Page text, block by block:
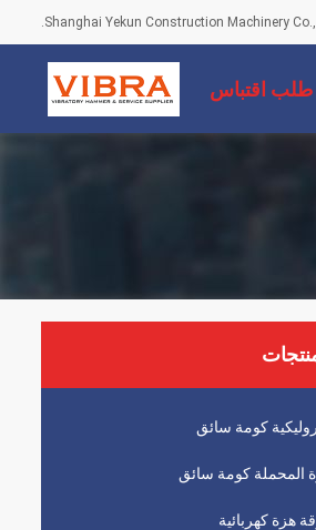
Shanghai Yekun Construction Machinery Co.,
طلب اقتباس
كومة سائق
المحملة كومة سائق
هزة كهربائية